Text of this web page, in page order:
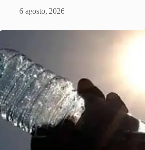
6 agosto, 2026